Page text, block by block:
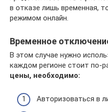
в отказе лишь временная,
режимом онлайн.
Временное
В этом случае нужно
каждом регионе стоит по-
цены, необходимо:
Авторизоваться в